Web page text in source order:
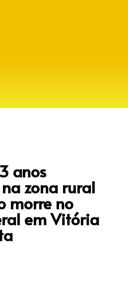
anos
zona rural
morre no
em Vitória